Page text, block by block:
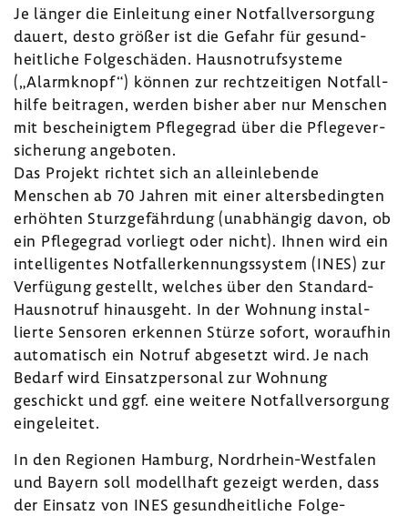
Je länger die Einlei­tung einer Notfall­ver­sor­gung
dauert, desto größer ist die Gefahr für gesund­
heit­liche Folge­schäden. Haus­not­ruf­sys­teme
(„Alarm­knopf“) können zur recht­zei­tigen Notfall­
hilfe beitragen, werden bisher aber nur Menschen
mit beschei­nigtem Pfle­ge­grad über die Pfle­ge­ver­
si­che­rung ange­boten.
Das Projekt richtet sich an allein­le­bende
Menschen ab 70 Jahren mit einer alters­be­dingten
erhöhten Sturz­ge­fähr­dung (unab­hängig davon, ob
ein Pfle­ge­grad vorliegt oder nicht). Ihnen wird ein
intel­li­gentes Notfall­er­ken­nungs­system (INES) zur
Verfü­gung gestellt, welches über den Standard-​
Hausnotruf hinaus­geht. In der Wohnung instal­
lierte Sensoren erkennen Stürze sofort, woraufhin
auto­ma­tisch ein Notruf abge­setzt wird. Je nach
Bedarf wird Einsatz­per­sonal zur Wohnung
geschickt und ggf. eine weitere Notfall­ver­sor­gung
einge­leitet.
In den Regionen Hamburg, Nordrhein-​Westfalen
und Bayern soll modell­haft gezeigt werden, dass
der Einsatz von INES gesund­heit­liche Folge­